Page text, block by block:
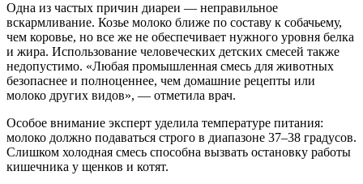
Одна из частых причин диареи — неправильное
вскармливание. Козье молоко ближе по составу к собачьему,
чем коровье, но все же не обеспечивает нужного уровня белка
и жира. Использование человеческих детских смесей также
недопустимо. «Любая промышленная смесь для животных
безопаснее и полноценнее, чем домашние рецепты или
молоко других видов», — отметила врач.
Особое внимание эксперт уделила температуре питания:
молоко должно подаваться строго в диапазоне 37–38 градусов.
Слишком холодная смесь способна вызвать остановку работы
кишечника у щенков и котят.